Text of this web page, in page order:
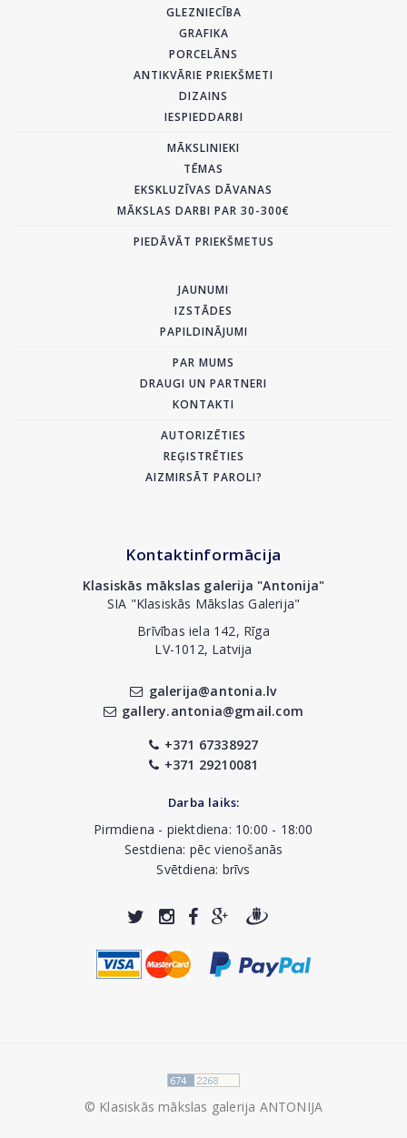
GLEZNIECĪBA
GRAFIKA
PORCELĀNS
ANTIKVĀRIE PRIEKŠMETI
DIZAINS
IESPIEDDARBI
MĀKSLINIEKI
TĒMAS
EKSKLUZĪVAS DĀVANAS
MĀKSLAS DARBI PAR 30-300€
PIEDĀVĀT PRIEKŠMETUS
JAUNUMI
IZSTĀDES
PAPILDINĀJUMI
PAR MUMS
DRAUGI UN PARTNERI
KONTAKTI
AUTORIZĒTIES
REĢISTRĒTIES
AIZMIRSĀT PAROLI?
Kontaktinformācija
Klasiskās mākslas galerija "Antonija"
SIA "Klasiskās Mākslas Galerija"
Brīvības iela 142, Rīga
LV-1012, Latvija
galerija@antonia.lv
gallery.antonia@gmail.com
+371 67338927
+371 29210081
Darba laiks:
Pirmdiena - piektdiena: 10:00 - 18:00
Sestdiena: pēc vienošanās
Svētdiena: brīvs
© Klasiskās mākslas galerija ANTONIJA